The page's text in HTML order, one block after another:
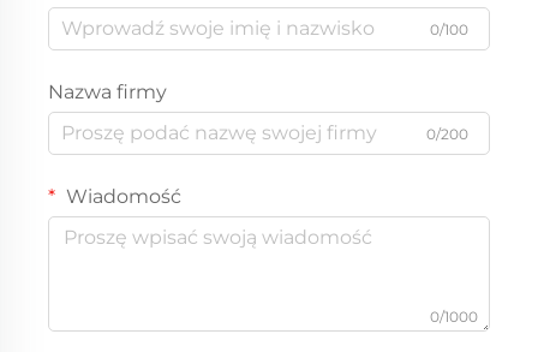
0/100
Nazwa firmy
0/200
Wiadomość
0/1000